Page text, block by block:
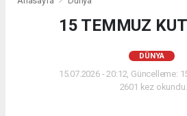
15 TEMMUZ
DÜNYA
15.07.2026 - 20:12, Güncelleme:
2601 kez okundu.